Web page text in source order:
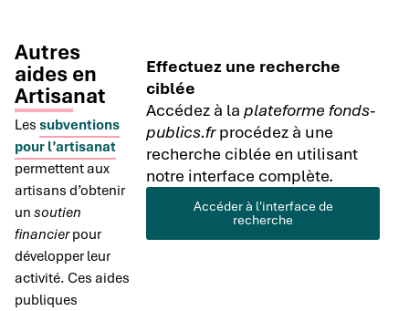
Autres
aides en
Artisanat
Les subventions
pour l’artisanat
permettent aux
artisans d’obtenir
un soutien
financierpour
développer leur
activité. Ces aides
publiques
Effectuez une recherche
ciblée
Accédez à laplateforme fonds-
publics.frprocédez à une
recherche ciblée en utilisant
notre interface complète.
Accéder à l'interface de
recherche